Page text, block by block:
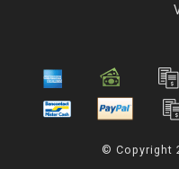
© Copyright